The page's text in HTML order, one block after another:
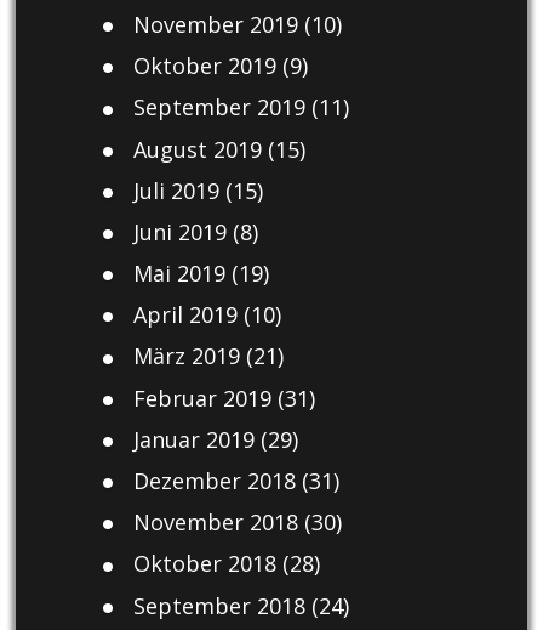
November 2019(10)
Oktober 2019(9)
September 2019(11)
August 2019(15)
Juli 2019(15)
Juni 2019(8)
Mai 2019(19)
April 2019(10)
März 2019(21)
Februar 2019(31)
Januar 2019(29)
Dezember 2018(31)
November 2018(30)
Oktober 2018(28)
September 2018(24)